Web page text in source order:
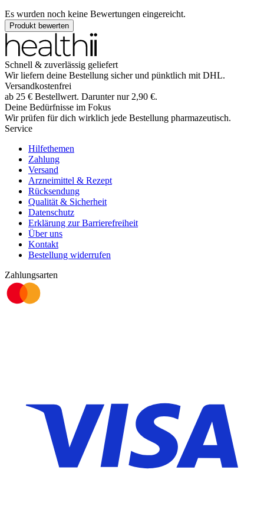
Es wurden noch keine Bewertungen eingereicht.
Produkt bewerten
Schnell & zuverlässig geliefert
Wir liefern deine Bestellung sicher und pünktlich mit DHL.
Versandkostenfrei
ab 25 € Bestellwert. Darunter nur 2,90 €.
Deine Bedürfnisse im Fokus
Wir prüfen für dich wirklich jede Bestellung pharmazeutisch.
Service
Hilfethemen
Zahlung
Versand
Arzneimittel & Rezept
Rücksendung
Qualität & Sicherheit
Datenschutz
Erklärung zur Barrierefreiheit
Über uns
Kontakt
Bestellung widerrufen
Zahlungsarten